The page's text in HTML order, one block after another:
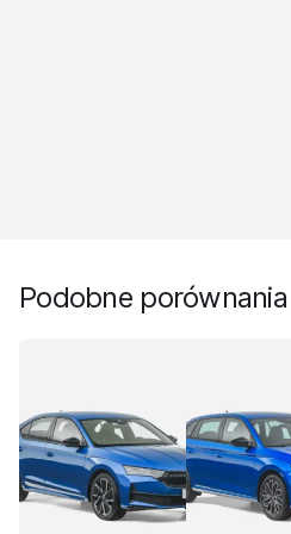
Podobne porównania